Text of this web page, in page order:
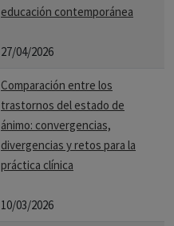
educación contemporánea
27/04/2026
Comparación entre los
trastornos del estado de
ánimo: convergencias,
divergencias y retos para la
práctica clínica
10/03/2026